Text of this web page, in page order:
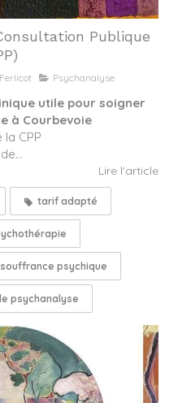
Publique
Psychanalyse
utile pour soigner
à Courbevoie
CPP
Lire l'article
tarif adapté
souffrance psychique
psychanalyse